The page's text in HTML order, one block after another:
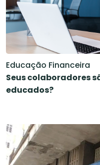
Educação Financeira
Seus colaboradores
educados?